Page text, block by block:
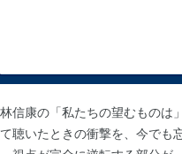
信康の「私たちの望むものは
聴いたときの衝撃を、今でも